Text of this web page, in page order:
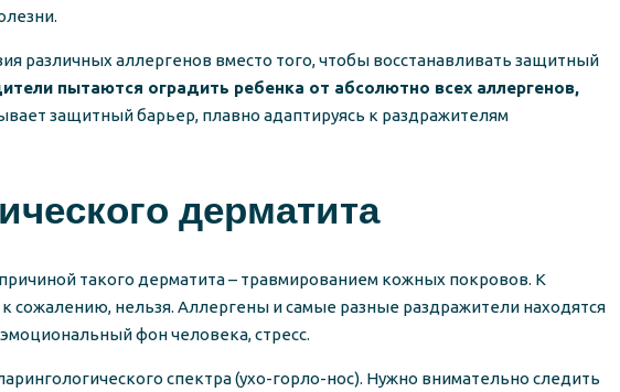
различных аллергенов вместо того, чтобы восстанавливать защитный
пытаются оградить ребенка от абсолютно всех аллергенов,
защитный барьер, плавно адаптируясь к раздражителям
дерматита
такого дерматита – травмированием кожных покровов. К
сожалению, нельзя. Аллергены и самые разные раздражители находятся
фон человека, стресс.
спектра (ухо-горло-нос). Нужно внимательно следить